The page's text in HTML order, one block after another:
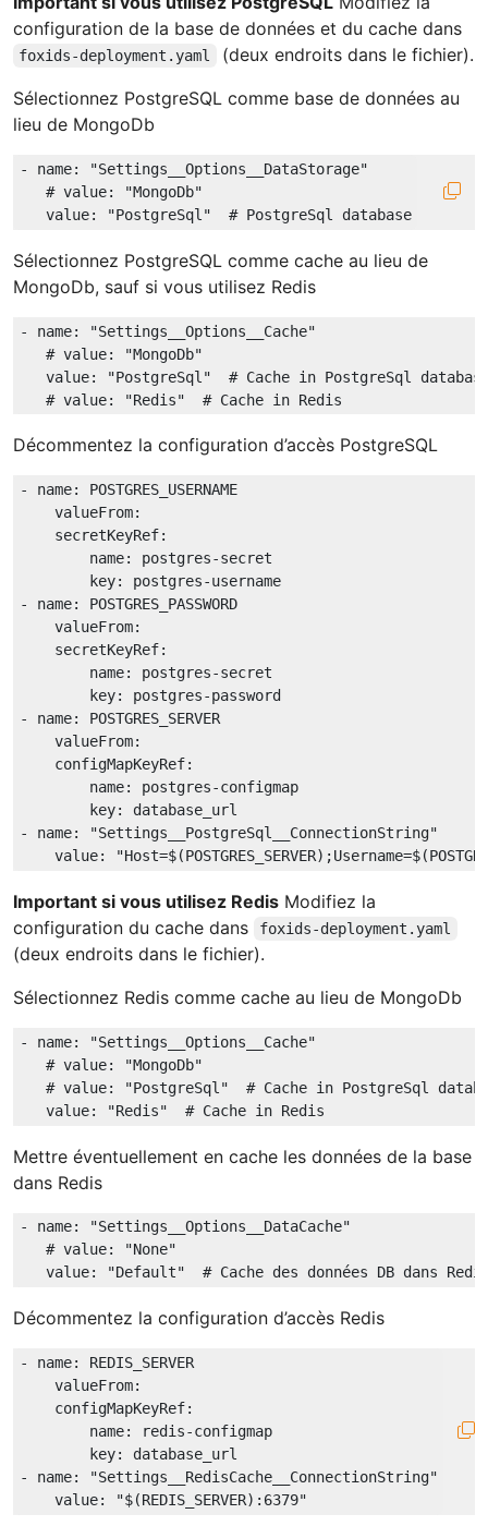
configuration de la base de données et du cache dans
foxids-deployment.yaml
(deux endroits dans le fichier).
Sélectionnez PostgreSQL comme base de données au
lieu de MongoDb
- name:
"Settings__Options__DataStorage"
# value: "MongoDb"
value:
"PostgreSql" # PostgreSql database
Sélectionnez PostgreSQL comme cache au lieu de
MongoDb, sauf si vous utilisez Redis
- name:
"Settings__Options__Cache"
# value: "MongoDb"
value:
"PostgreSql"
# Cache in PostgreSql
# value: "Redis"  # Cache in Redis
Décommentez la configuration d’accès PostgreSQL
- name:
POSTGRES_USERNAME
valueFrom:
secretKeyRef:
name:
postgres-secret
key:
postgres-username
-
name:
POSTGRES_PASSWORD
valueFrom:
secretKeyRef:
name:
postgres-secret
key:
postgres-password
-
name:
POSTGRES_SERVER
valueFrom:
configMapKeyRef:
name:
postgres-configmap
key:
database_url
-
name:
"Settings__PostgreSql__ConnectionString"
value:
Important si vous utilisez Redis Modifiez la
configuration du cache dans
foxids-deployment.yaml
(deux endroits dans le fichier).
Sélectionnez Redis comme cache au lieu de MongoDb
- name:
"Settings__Options__Cache"
# value: "MongoDb"
# value: "PostgreSql"  # Cache in PostgreSql
value:
"Redis" # Cache in Redis
Mettre éventuellement en cache les données de la base
dans Redis
- name:
"Settings__Options__DataCache"
# value: "None"
value:
"Default" # Cache des données DB dans
Décommentez la configuration d’accès Redis
- name:
REDIS_SERVER
valueFrom:
configMapKeyRef:
name:
redis-configmap
key:
database_url
-
name:
"Settings__RedisCache__ConnectionString"
value:
"$(REDIS_SERVER):6379"